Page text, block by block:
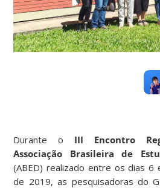
Durante o III Encontro
Associação Brasileira de
(ABED) realizado entre os dias 6
de 2019, as pesquisadoras do